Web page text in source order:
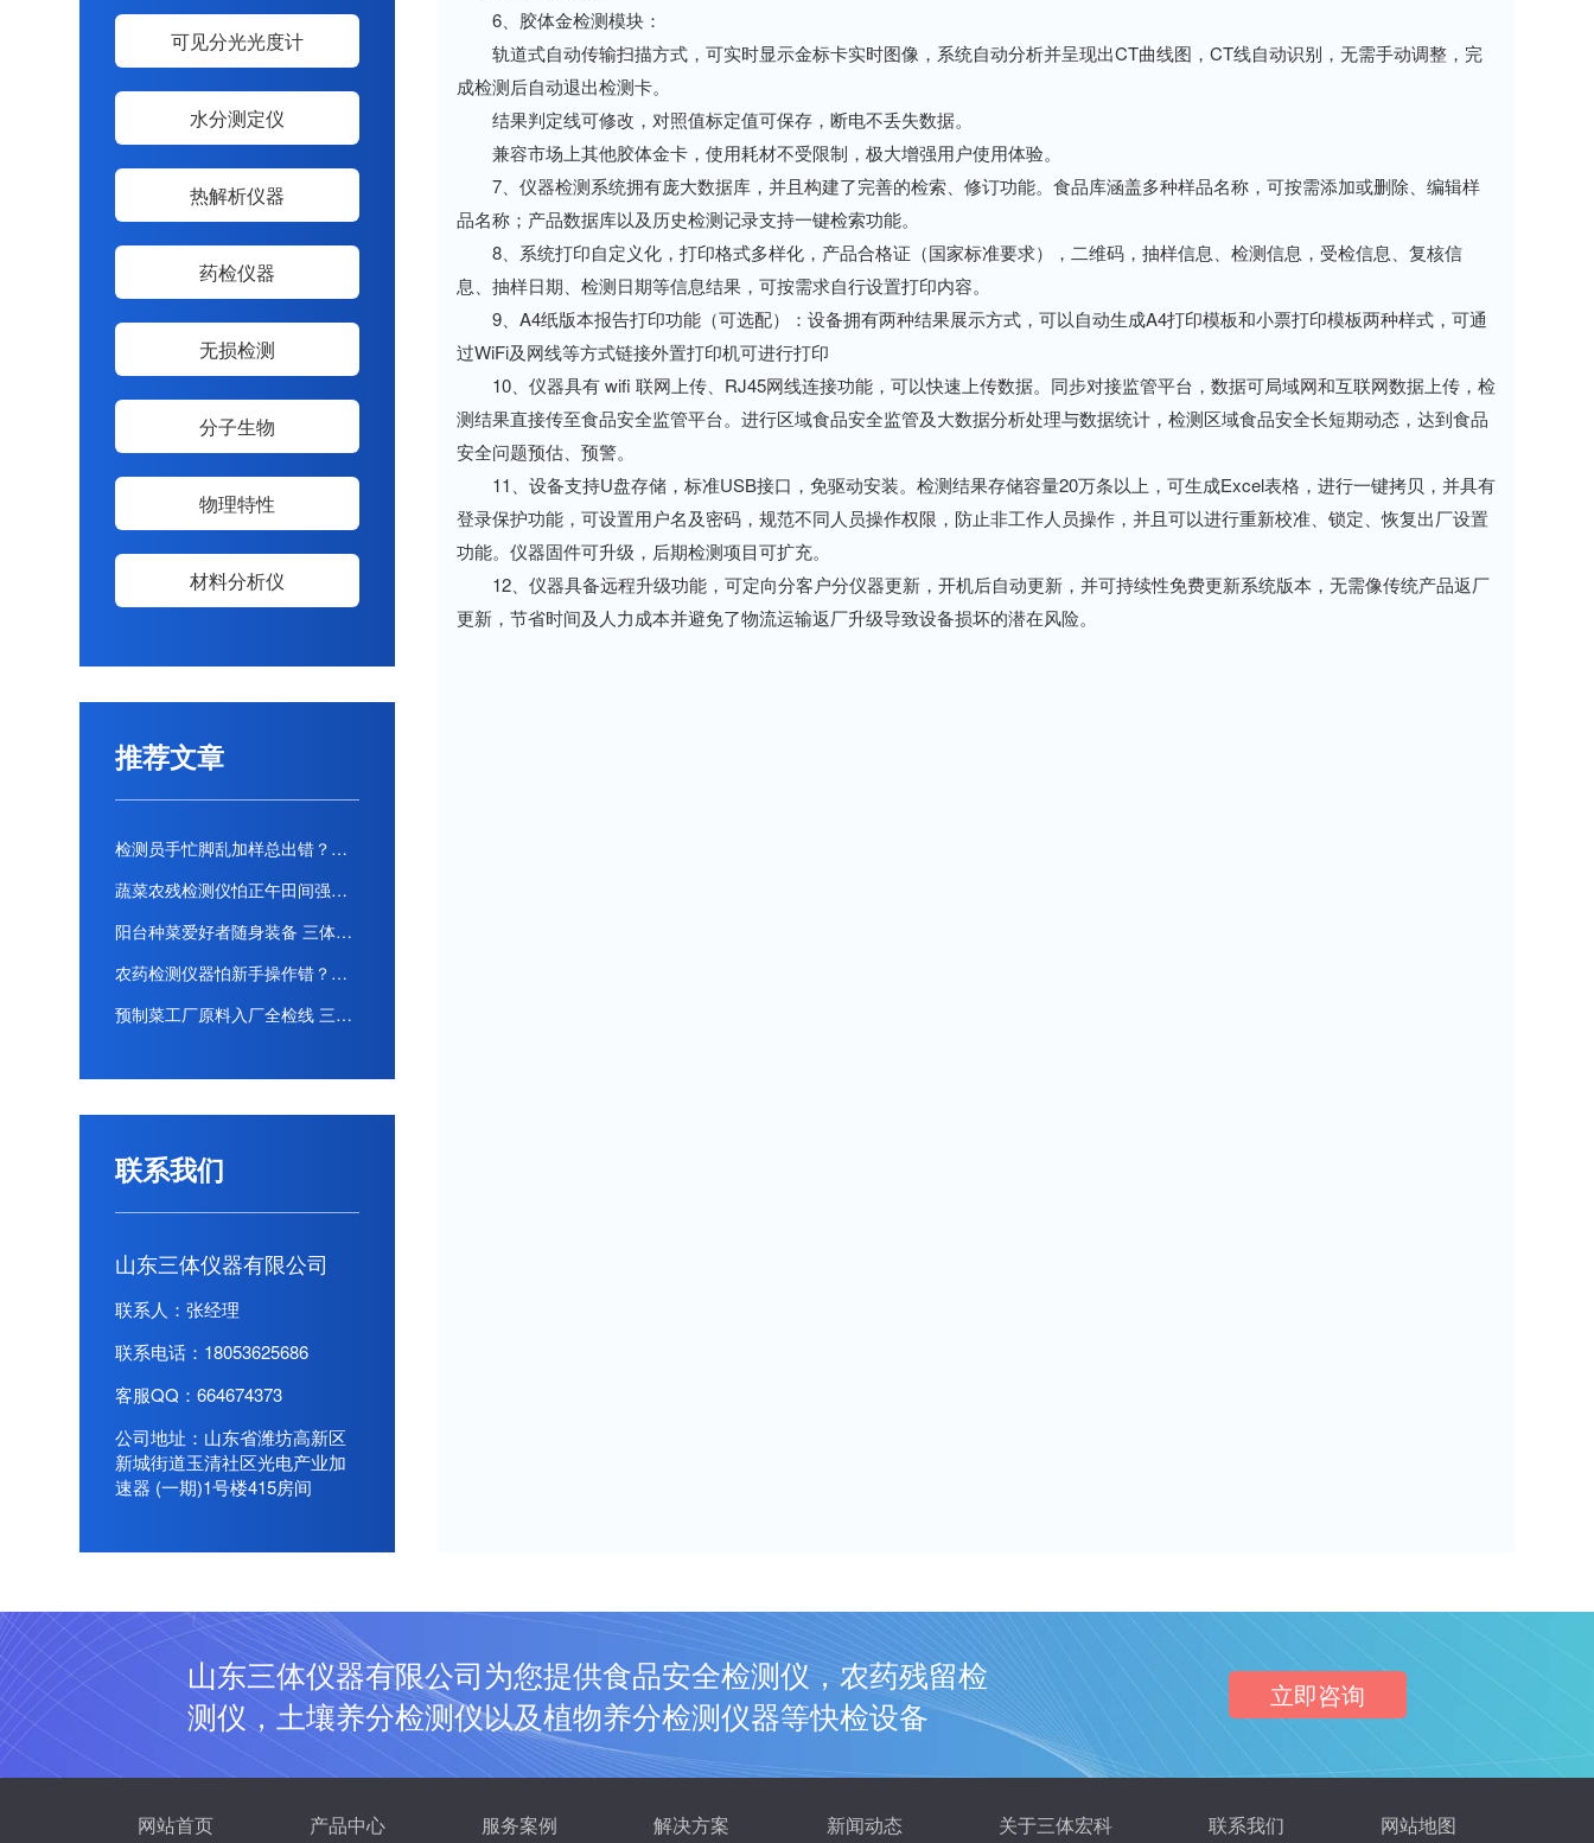
可见分光光度计
水分测定仪
热解析仪器
药检仪器
无损检测
分子生物
物理特性
材料分析仪
推荐文章
检测员手忙脚乱加样总出错？三体宏科全自动农药残留检测仪，全流程自动操作零人工失误
蔬菜农残检测仪怕正午田间强光看不清？三体宏科全遮光触控屏 大太阳下地头操作读数不晃眼
阳台种菜爱好者随身装备 三体宏科便携式农残检测仪 自家种的菜摘前地头扫一遍
农药检测仪器怕新手操作错？三体宏科步骤弹窗提醒选错参数自动回退重置
预制菜工厂原料入厂全检线 三体宏科全自动农残检测仪 对接产线自动同步检测数据
联系我们
山东三体仪器有限公司
联系人：张经理
联系电话：18053625686
客服QQ：664674373
公司地址：山东省潍坊高新区
新城街道玉清社区光电产业加
速器 (一期)1号楼415房间
6、胶体金检测模块：
轨道式自动传输扫描方式，可实时显示金标卡实时图像，系统自动分析并呈现出CT曲线图，CT线自动识别，无需手动调整，完
成检测后自动退出检测卡。
结果判定线可修改，对照值标定值可保存，断电不丢失数据。
兼容市场上其他胶体金卡，使用耗材不受限制，极大增强用户使用体验。
7、仪器检测系统拥有庞大数据库，并且构建了完善的检索、修订功能。食品库涵盖多种样品名称，可按需添加或删除、编辑样
品名称；产品数据库以及历史检测记录支持一键检索功能。
8、系统打印自定义化，打印格式多样化，产品合格证（国家标准要求），二维码，抽样信息、检测信息，受检信息、复核信
息、抽样日期、检测日期等信息结果，可按需求自行设置打印内容。
9、A4纸版本报告打印功能（可选配）：设备拥有两种结果展示方式，可以自动生成A4打印模板和小票打印模板两种样式，可通
过WiFi及网线等方式链接外置打印机可进行打印
10、仪器具有 wifi 联网上传、RJ45网线连接功能，可以快速上传数据。同步对接监管平台，数据可局域网和互联网数据上传，检
测结果直接传至食品安全监管平台。进行区域食品安全监管及大数据分析处理与数据统计，检测区域食品安全长短期动态，达到食品
安全问题预估、预警。
11、设备支持U盘存储，标准USB接口，免驱动安装。检测结果存储容量20万条以上，可生成Excel表格，进行一键拷贝，并具有
登录保护功能，可设置用户名及密码，规范不同人员操作权限，防止非工作人员操作，并且可以进行重新校准、锁定、恢复出厂设置
功能。仪器固件可升级，后期检测项目可扩充。
12、仪器具备远程升级功能，可定向分客户分仪器更新，开机后自动更新，并可持续性免费更新系统版本，无需像传统产品返厂
更新，节省时间及人力成本并避免了物流运输返厂升级导致设备损坏的潜在风险。
山东三体仪器有限公司为您提供食品安全检测仪，农药残留检
测仪，土壤养分检测仪以及植物养分检测仪器等快检设备
立即咨询
网站首页 产品中心 服务案例 解决方案 新闻动态 关于三体宏科 联系我们 网站地图